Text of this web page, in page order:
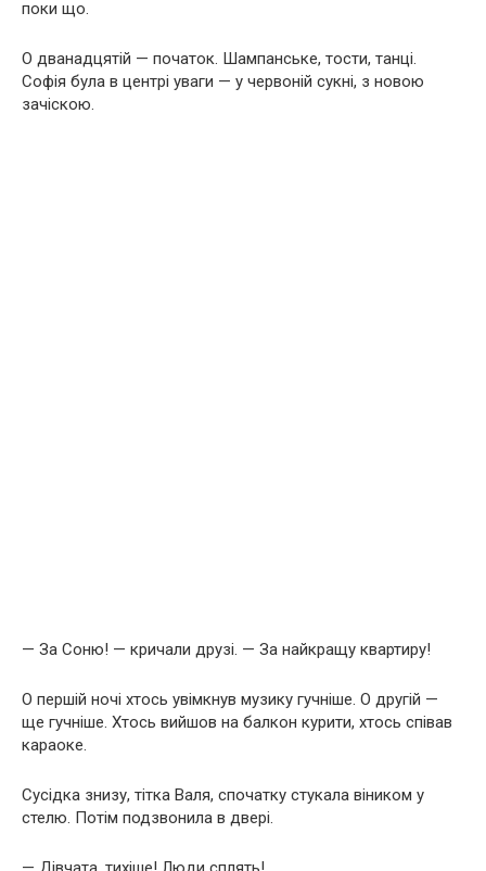
поки що.
О дванадцятій — початок. Шампанське, тости, танці.
Софія була в центрі уваги — у червоній сукні, з новою
зачіскою.
— За Соню! — кричали друзі. — За найкращу квартиру!
О першій ночі хтось увімкнув музику гучніше. О другій —
ще гучніше. Хтось вийшов на балкон курити, хтось співав
караоке.
Сусідка знизу, тітка Валя, спочатку стукала віником у
стелю. Потім подзвонила в двері.